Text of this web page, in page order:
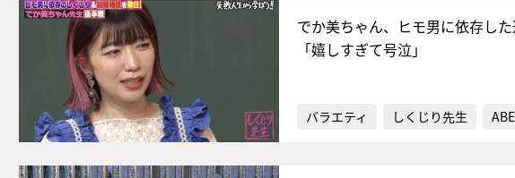
でか美ちゃん、ヒモ男に依存し
「嬉しすぎて号泣」
バラエティ しくじり先生